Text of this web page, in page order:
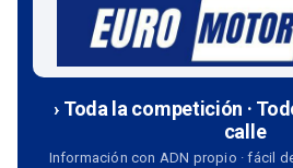
› Toda la competición ·
calle
Información con ADN propio · fácil